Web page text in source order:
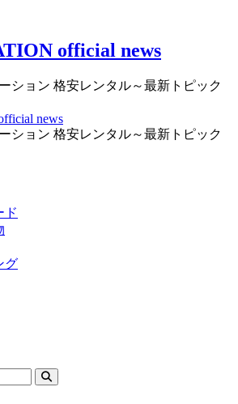
official news
ション 格安レンタル～最新トピック
news
ション 格安レンタル～最新トピック
ド
グ